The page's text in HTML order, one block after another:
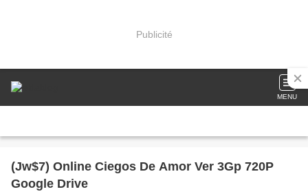
Publicité
MENU
(Jw$7) Online Ciegos De Amor Ver 3Gp 720P
Google Drive